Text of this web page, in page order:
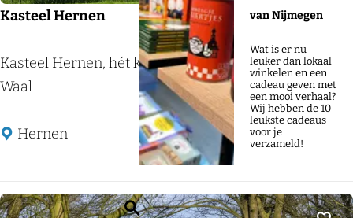
van Nijmegen
Wat is er nu
leuker dan lokaal
winkelen en een
cadeau geven met
een mooi verhaal?
Wij hebben de 10
leukste cadeaus
voor je
verzameld!
Z
Kasteel Hernen
K
a
t
l
Kasteel Hernen, hét kasteel in het land van Maas &
Waal
Hernen